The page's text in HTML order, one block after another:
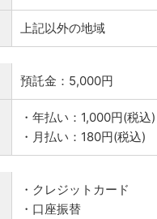
上記以外の地域
預託金：5,000円
・年払い：1,000円(税込)
・月払い：180円(税込)
・クレジットカード
・口座振替